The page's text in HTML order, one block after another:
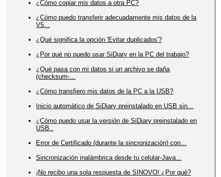
¿Cómo copiar mis datos a otra PC?
¿Cómo puedo transferir adecuadamente mis datos de la
V5...
¿Qué significa la opción 'Evitar duplicados'?
¿Por qué no puedo usar SiDiary en la PC del trabajo?
¿Qué pasa con mi datos si un archivo se daña
(checksum-...
¿Cómo transfiero mis datos de la PC a la USB?
Inicio automático de SiDiary preinstalado en USB sin...
¿Cómo puedo usar la versión de SiDiary preinstalado en
USB..
Error de Certificado (durante la sincronización) con...
Sincronización inalámbrica desde tu celular-Java...
¡No recibo una sola respuesta de SINOVO! ¿Por qué?